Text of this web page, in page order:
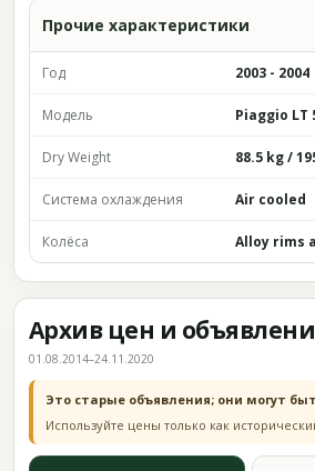
Прочие характеристики
Год 2003 - 2004
Модель Piaggio LT
Dry Weight 88.5 kg /
Система охлаждения Air cooled
Колёса Alloy rims
Архив цен и
01.08.2014–24.11.2020
Это старые объявления; они могут
Используйте цены только как